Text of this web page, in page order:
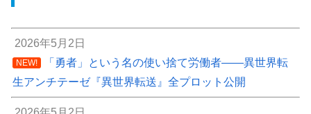
2026年5月2日
NEW!
「勇者」という名の使い捨て労働者――異世界転
生アンチテーゼ『異世界転送』全プロット公開